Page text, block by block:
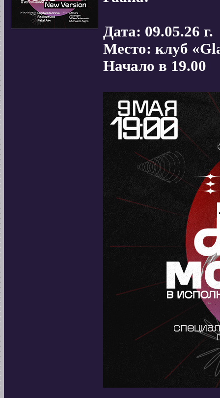
Дата: 09.05.26 г.
Место: клуб
Начало в 19.00